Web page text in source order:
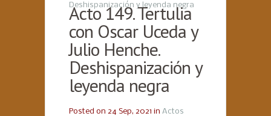
Deshispanización y leyenda negra
Acto 149. Tertulia
con Oscar Uceda y
Julio Henche.
Deshispanización y
leyenda negra
Posted on 24 Sep, 2021 in Actos